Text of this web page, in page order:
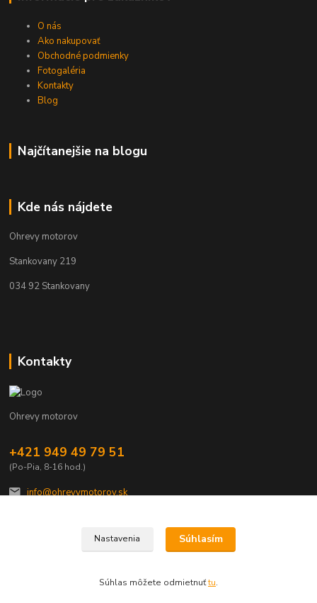
O nás
Ako nakupovať
Obchodné podmienky
Fotogaléria
Kontakty
Blog
Najčítanejšie na blogu
Kde nás nájdete
Ohrevy motorov
Stankovany 219
034 92 Stankovany
Kontakty
Ohrevy motorov
+421 949 49 79 51
(Po-Pia, 8-16 hod.)
info@ohrevymotorov.sk
Nastavenia Súhlasím
Súhlas môžete odmietnuťtu.